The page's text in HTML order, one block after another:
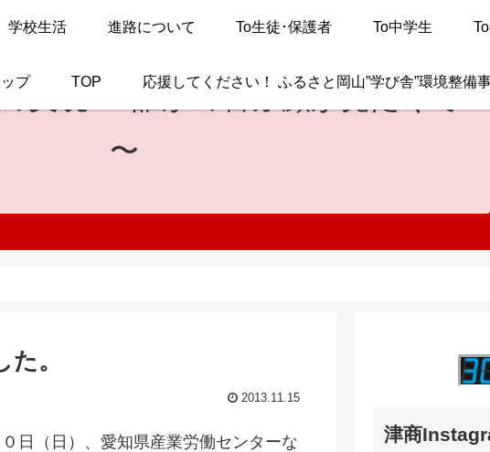
学校生活 進路について To生徒･保護者 To中学生
プ TOP 応援してください！ ふるさと岡山”学び舎”環境整備
実現
〜 誰かの喜ぶ顔が見たくて
〜
。
2013.11.15
日（日）、愛知県産業労働センターな
津商